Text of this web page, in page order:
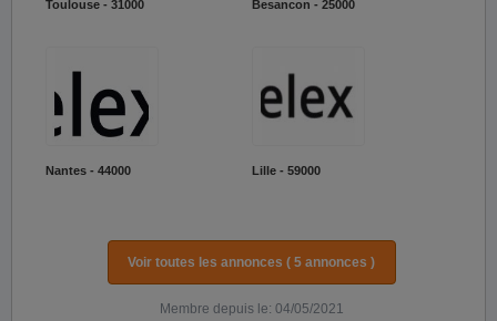
Toulouse - 31000 Besancon - 25000
Nantes - 44000 Lille - 59000
Voir toutes les annonces ( 5 annonces )
Membre depuis le: 04/05/2021